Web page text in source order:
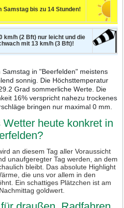
Samstag bis zu 14 Stunden!
km/h (2 Bft) nur leicht und die
mit 13 km/h (3 Bft)!
in "Beerfelden" meistens
sonnig. Die Höchsttemperatur
Grad sommerliche Werte. Die
16% verspricht nahezu trockenes
bringen nur maximal 0 mm.
heute konkret in
an diesem Tag aller Voraussicht
unaufgeregter Tag werden, an dem
bleibt. Das absolute Highlight
die uns vor allem in den
Ein schattiges Plätzchen ist am
goldwert.